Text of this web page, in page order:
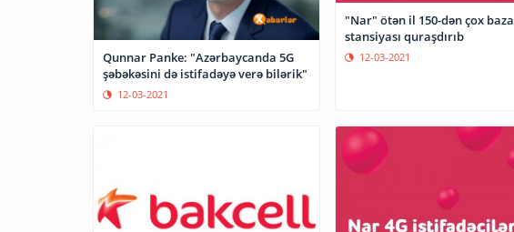
Qunnar Panke: "Azərbaycanda 5G
şəbəkəsini də istifadəyə verə bilərik"
12-03-2021
"Nar" ötən il 150-dən çox baza
stansiyası quraşdırıb
12-03-2021